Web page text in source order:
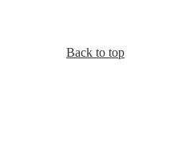
Back to top